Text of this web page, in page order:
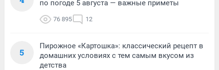
по погоде 5 августа — важные приметы
76 895 12
5
Пирожное «Картошка»: классический рецепт в
домашних условиях с тем самым вкусом из
детства